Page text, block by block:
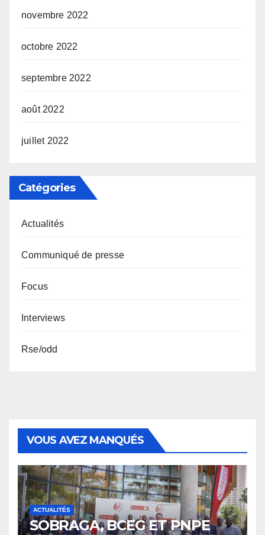
novembre 2022
octobre 2022
septembre 2022
août 2022
juillet 2022
Catégories
Actualités
Communiqué de presse
Focus
Interviews
Rse/odd
VOUS AVEZ MANQUÉS
ACTUALITÉS
SOBRAGA, BCEG ET PNPE